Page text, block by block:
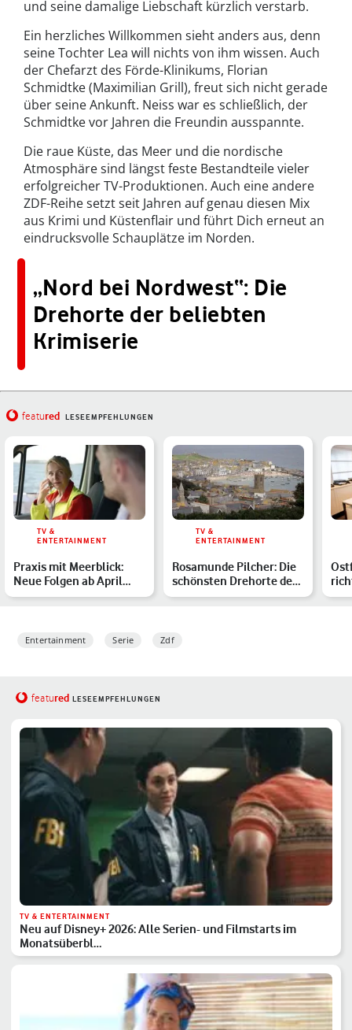
und seine damalige Liebschaft kürzlich verstarb.
Ein herzliches Willkommen sieht anders aus, denn
seine Tochter Lea will nichts von ihm wissen. Auch
der Chefarzt des Förde-Klinikums, Florian
Schmidtke (Maximilian Grill), freut sich nicht gerade
über seine Ankunft. Neiss war es schließlich, der
Schmidtke vor Jahren die Freundin ausspannte.
Die raue Küste, das Meer und die nordische
Atmosphäre sind längst feste Bestandteile vieler
erfolgreicher TV-Produktionen. Auch eine andere
ZDF-Reihe setzt seit Jahren auf genau diesen Mix
aus Krimi und Küstenflair und führt Dich erneut an
eindrucksvolle Schauplätze im Norden.
„Nord bei Nordwest“: Die
Drehorte der beliebten
Krimiserie
featured LESEEMPFEHLUNGEN
TV &
ENTERTAINMENT
Praxis mit Meerblick:
Neue Folgen ab April
2026 – so geht der ARD…
TV &
ENTERTAINMENT
Rosamunde Pilcher: Die
schönsten Drehorte der
Filme
Entertainment Serie Zdf
featured LESEEMPFEHLUNGEN
TV & ENTERTAINMENT
Neu auf Disney+ 2026: Alle Serien- und Filmstarts im
Monatsüberbl…